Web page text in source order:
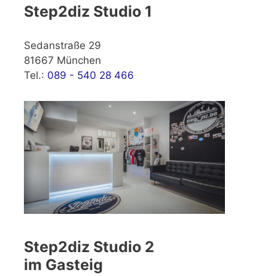
Step2diz Studio 1
Sedanstraße 29
81667 München
Tel.: 089 - 540 28 466
Step2diz Studio 2
im Gasteig